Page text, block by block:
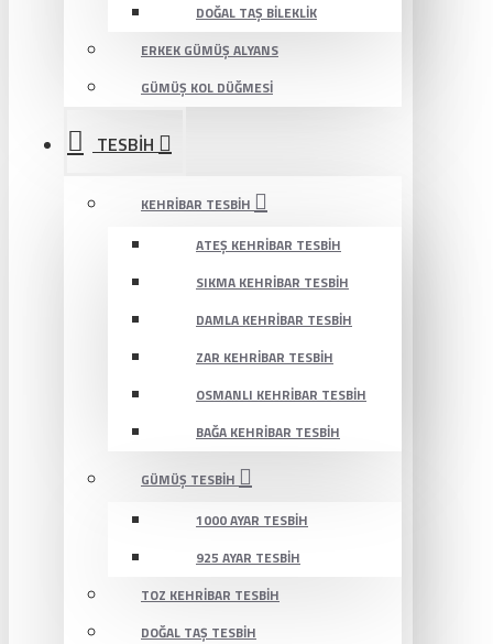
DOĞAL TAŞ BILEKLIK
ERKEK GÜMÜŞ ALYANS
GÜMÜŞ KOL DÜĞMESI
TESBİH
KEHRIBAR TESBIH
ATEŞ KEHRIBAR TESBIH
SIKMA KEHRIBAR TESBIH
DAMLA KEHRIBAR TESBIH
ZAR KEHRIBAR TESBIH
OSMANLI KEHRIBAR TESBIH
BAĞA KEHRIBAR TESBIH
GÜMÜŞ TESBIH
1000 AYAR TESBIH
925 AYAR TESBIH
TOZ KEHRIBAR TESBIH
DOĞAL TAŞ TESBIH